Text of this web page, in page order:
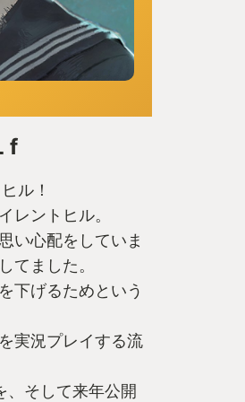
f
ル！
レントヒル。
い心配をしていま
てました。
下げるためという
実況プレイする流
、そして来年公開